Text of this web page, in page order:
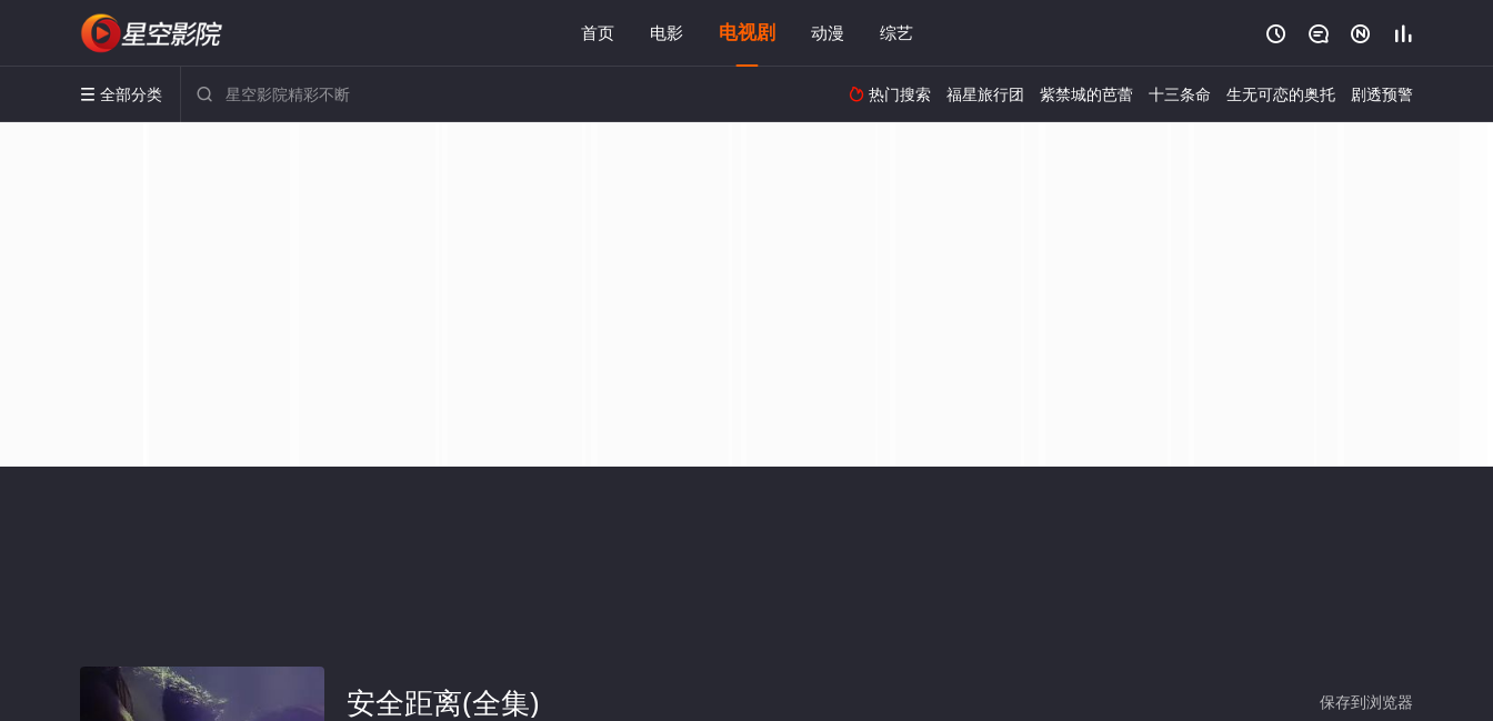
首页 电影 电视剧 动漫 综艺    
 全部分类   热门搜索 福星旅行团 紫禁城的芭蕾 十三条命 生无可恋的奥托 剧透预警
保存到浏览器
安全距离(全集)